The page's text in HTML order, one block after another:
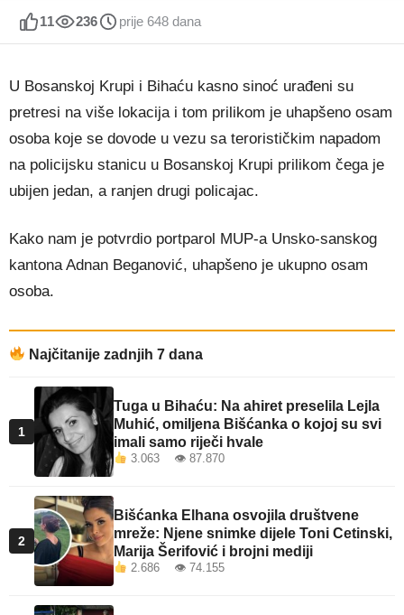
11 236 prije 648 dana
U Bosanskoj Krupi i Bihaću kasno sinoć urađeni su
pretresi na više lokacija i tom prilikom je uhapšeno osam
osoba koje se dovode u vezu sa terorističkim napadom
na policijsku stanicu u Bosanskoj Krupi prilikom čega je
ubijen jedan, a ranjen drugi policajac.
Kako nam je potvrdio portparol MUP-a Unsko-sanskog
kantona Adnan Beganović, uhapšeno je ukupno osam
osoba.
Najčitanije zadnjih 7 dana
1
Tuga u Bihaću: Na ahiret preselila Lejla
Muhić, omiljena Bišćanka o kojoj su svi
imali samo riječi hvale
3.063 👁 87.870
2
Bišćanka Elhana osvojila društvene
mreže: Njene snimke dijele Toni Cetinski,
Marija Šerifović i brojni mediji
2.686 👁 74.155